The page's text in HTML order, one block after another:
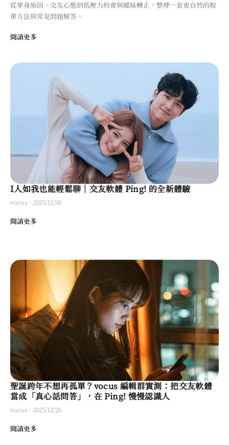
從單身原因、交友心態到低壓力約會與曖昧轉正，整理一套更自然的脫
單方法與常見問題解答。
閱讀更多
I人如我也能輕鬆聊｜交友軟體 Ping! 的全新體驗
vocus · 2025/12/30
閱讀更多
聖誕跨年不想再孤單？vocus 編輯群實測：把交友軟體
當成「真心話問答」，在 Ping! 慢慢認識人
vocus · 2025/12/26
閱讀更多